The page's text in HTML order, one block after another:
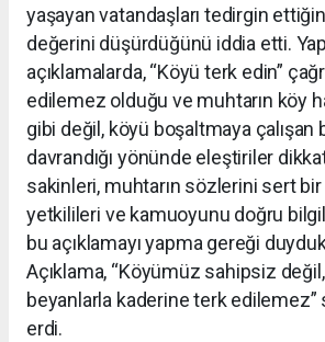
yaşayan vatandaşları tedirgin
değerini düşürdüğünü iddia etti.
açıklamalarda, “Köyü terk edin”
edilemez olduğu ve muhtarın köy
gibi değil, köyü boşaltmaya çalışan
davrandığı yönünde eleştiriler
sakinleri, muhtarın sözlerini sert
yetkilileri ve kamuoyunu doğru
bu açıklamayı yapma gereği
Açıklama, “Köyümüz sahipsiz değil,
beyanlarla kaderine terk
erdi.